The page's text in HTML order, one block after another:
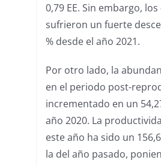
0,79 EE. Sin embargo,
sufrieron un fuerte
% desde el año 2021.
Por otro lado, la
en el periodo post-
incrementado en un
año 2020. La
este año ha sido un
la del año pasado,